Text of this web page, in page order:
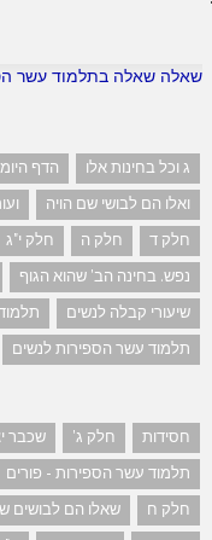
שאלה שאלה בתלמוד עשר
ג וכל בחינות אלו הדף
ואלו הם לבושי שם הויה
חלק ד
חלק ה חלק י"ג
נפש. בחינה הב' שהוא הגוף
שיעורי קבלה לנשים
תלמוד עשר הספירות לנשים
חסידות חלק ג'
שכבר
תלמוד עשר הספירות - פורים
חלק ח
שאלו הם לבושים